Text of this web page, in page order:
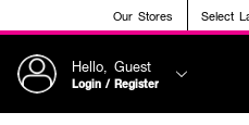
Our Stores Select
Hello, Guest
Login / Register